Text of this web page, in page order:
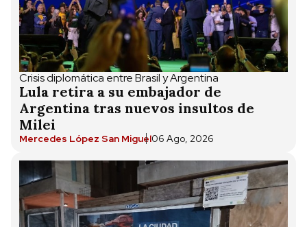
Crisis diplomática entre Brasil y Argentina
Lula retira a su embajador de
Argentina tras nuevos insultos de
Milei
Mercedes López San Miguel06 Ago, 2026